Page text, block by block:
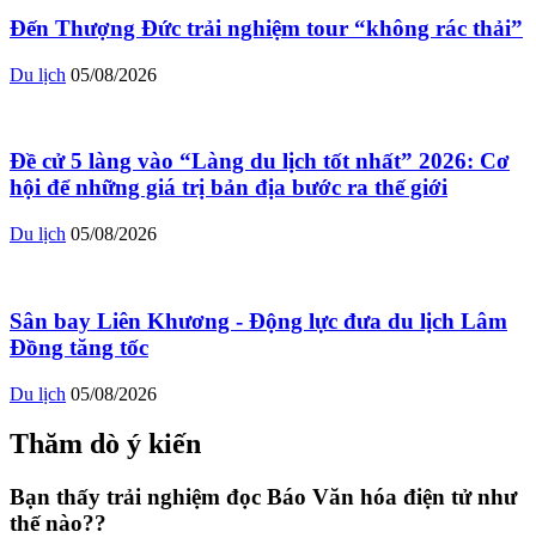
Đến Thượng Đức trải nghiệm tour “không rác thải”
Du lịch 05/08/2026
Đề cử 5 làng vào “Làng du lịch tốt nhất” 2026: Cơ
hội để những giá trị bản địa bước ra thế giới
Du lịch 05/08/2026
Sân bay Liên Khương - Động lực đưa du lịch Lâm
Đồng tăng tốc
Du lịch 05/08/2026
Thăm dò ý kiến
Bạn thấy trải nghiệm đọc Báo Văn hóa điện tử như
thế nào??